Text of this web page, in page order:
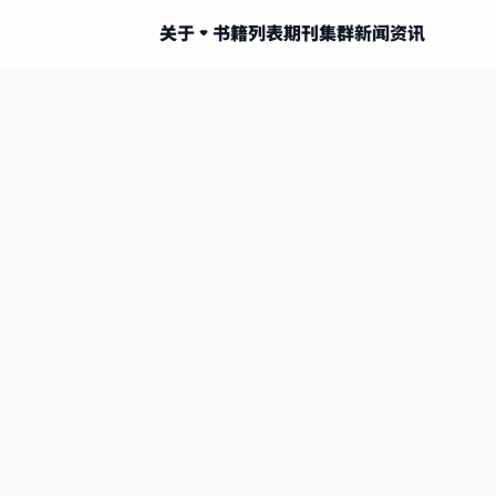
关于 书籍列表期刊集群新闻资讯